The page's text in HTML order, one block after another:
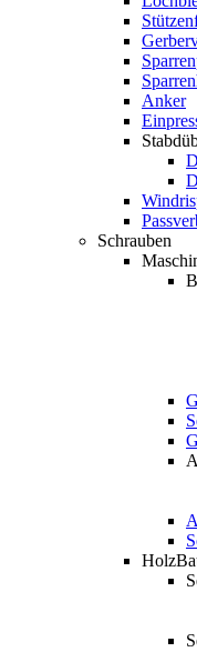
Anker
Schrauben